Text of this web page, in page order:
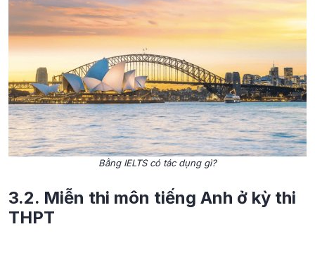
Bằng IELTS có tác dụng gì?
3.2. Miễn thi môn tiếng Anh ở kỳ thi
THPT